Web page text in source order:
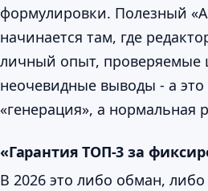
формулировки. Полезный
начинается там, где
личный опыт, проверяемые
неочевидные выводы - а
«генерация», а нормальная
«Гарантия ТОП-3 за
В 2026 это либо обман, либо